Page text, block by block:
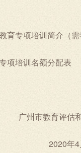
育专项培训简介（
项培训名额分配表
教师继续
月14